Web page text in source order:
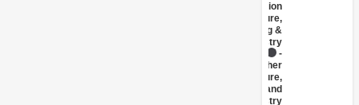
Administration
- Agriculture,
Fishing &
Agriculture,
Fishing and